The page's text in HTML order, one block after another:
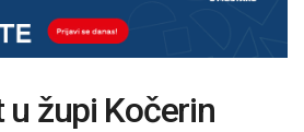
u župi Kočerin